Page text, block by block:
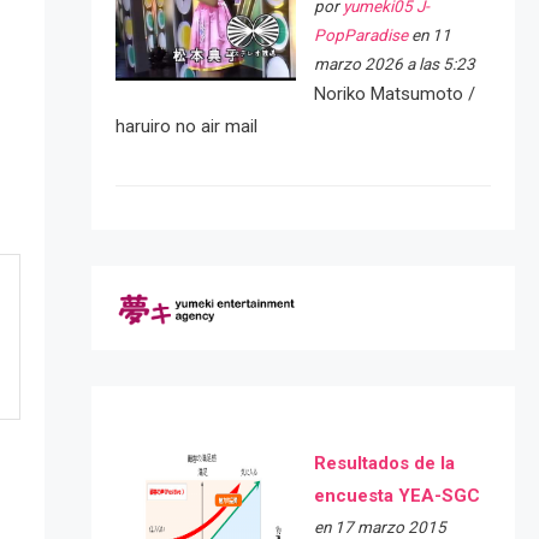
por yumeki05 J-
PopParadiseen 11
marzo 2026 a las 5:23
Noriko Matsumoto /
haruiro no air mail
Resultados de la
encuesta YEA-SGC
en 17 marzo 2015